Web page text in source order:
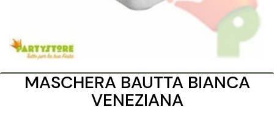
MASCHERA BAUTTA BIANCA
VENEZIANA